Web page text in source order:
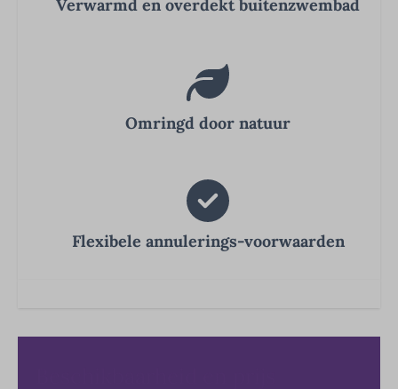
Verwarmd en overdekt buitenzwembad
Omringd door natuur
Flexibele annulerings-voorwaarden